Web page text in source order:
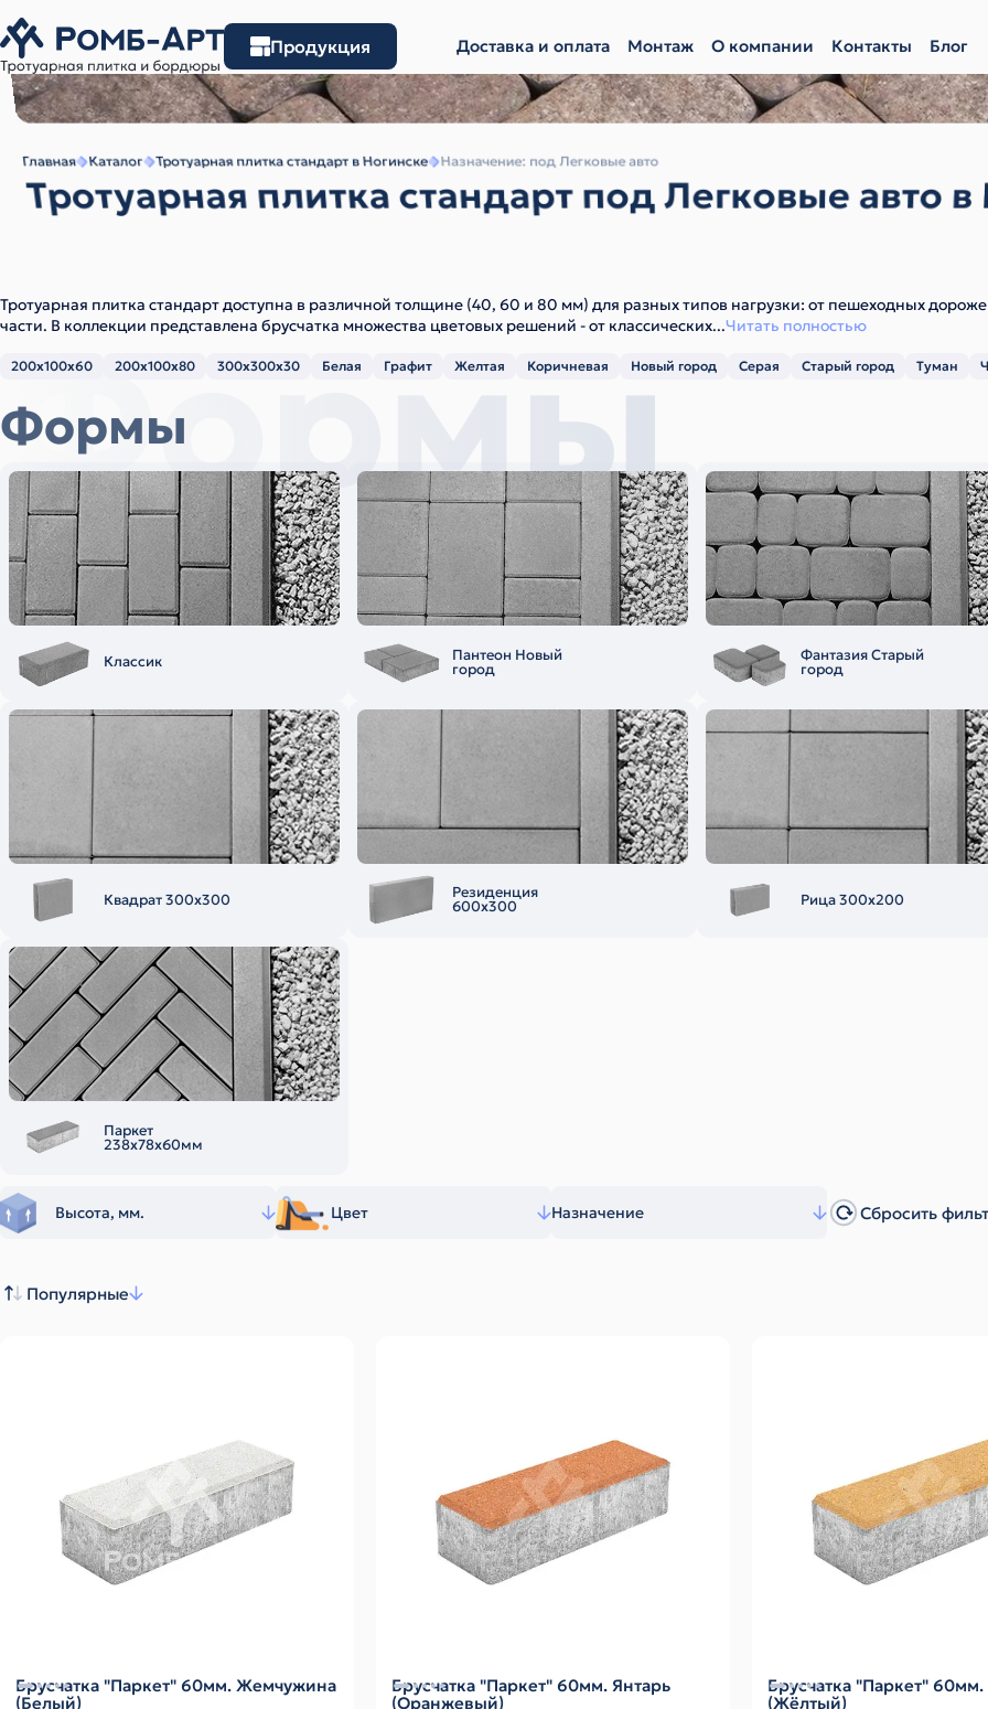
Продукция Доставка и оплата Монтаж О компании Контакты Блог
Главная Каталог Тротуарная плитка стандарт в Ногинске Назначение: под Легковые авто
Тротуарная плитка стандарт под Легковые авто
Тротуарная плитка стандарт доступна в различной толщине (40, 60 и 80 мм) для разных типов нагрузки: от пешеходных
части. В коллекции представлена брусчатка множества цветовых решений - от классических...Читать полностью
200х100х60 200х100х80 300х300х30 Белая Графит Желтая Коричневая Новый город Серая Старый город Туман
Формы
Формы
Классик Пантеон Новый
город
Фантазия Старый
город
Квадрат 300х300 Резиденция
600х300 Рица 300х200
Паркет
238х78х60мм
Высота, мм. Цвет Назначение Сбросить
Популярные
Брусчатка "Паркет" 60мм. Жемчужина
(Белый)
Брусчатка "Паркет" 60мм. Янтарь
(Оранжевый)
Брусчатка "Паркет"
(Жёлтый)